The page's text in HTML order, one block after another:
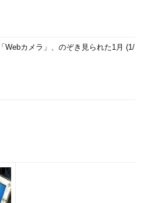
Webカメラ」、のぞき見られた1月 (1/